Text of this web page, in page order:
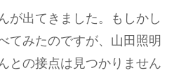
出てきました。もしかし
てみたのですが、山田照明
との接点は見つかりません